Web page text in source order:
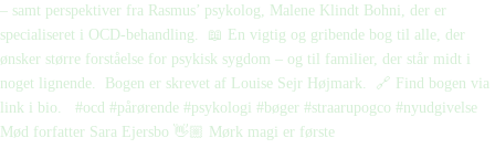
Mød forfatter Sara Ejersbo 👋🏼 Mørk magi er første